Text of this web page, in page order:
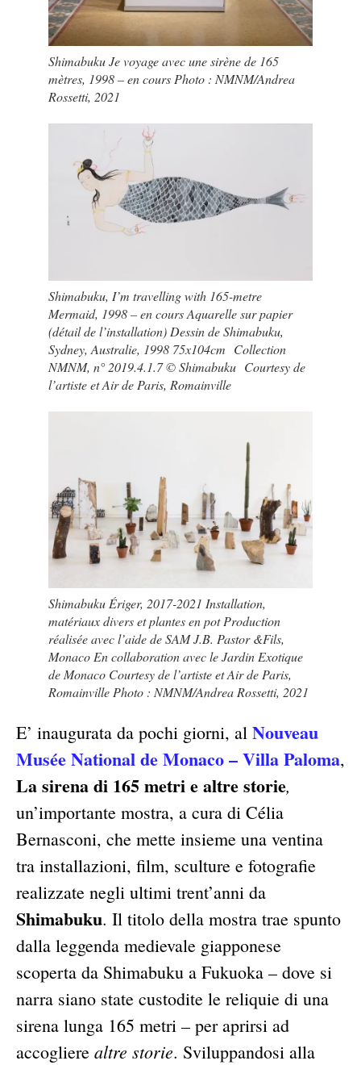
Shimabuku Je voyage avec une sirène de 165
mètres, 1998 – en cours Photo : NMNM/Andrea
Rossetti, 2021
Shimabuku, I’m travelling with 165-metre
Mermaid, 1998 – en cours Aquarelle sur papier
(détail de l’installation) Dessin de Shimabuku,
Sydney, Australie, 1998 75x104cm Collection
NMNM, n° 2019.4.1.7 © Shimabuku Courtesy de
l’artiste et Air de Paris, Romainville
Shimabuku Ériger, 2017-2021 Installation,
matériaux divers et plantes en pot Production
réalisée avec l’aide de SAM J.B. Pastor &Fils,
Monaco En collaboration avec le Jardin Exotique
de Monaco Courtesy de l’artiste et Air de Paris,
Romainville Photo : NMNM/Andrea Rossetti, 2021
E’ inaugurata da pochi giorni, al Nouveau
Musée National de Monaco – Villa Paloma,
La sirena di 165 metri e altre storie,
un’importante mostra, a cura di Célia
Bernasconi, che mette insieme una ventina
tra installazioni, film, sculture e fotografie
realizzate negli ultimi trent’anni da
Shimabuku. Il titolo della mostra trae spunto
dalla leggenda medievale giapponese
scoperta da Shimabuku a Fukuoka – dove si
narra siano state custodite le reliquie di una
sirena lunga 165 metri – per aprirsi ad
accogliere altre storie. Sviluppandosi alla